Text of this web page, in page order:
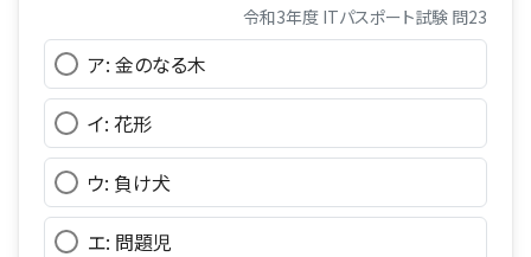
令和3年度 ITパスポート試験 問23
ア: 金のなる木
イ: 花形
ウ: 負け犬
エ: 問題児